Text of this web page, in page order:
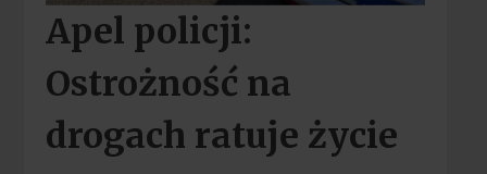
Apel policji:
Ostrożność na
drogach ratuje życie